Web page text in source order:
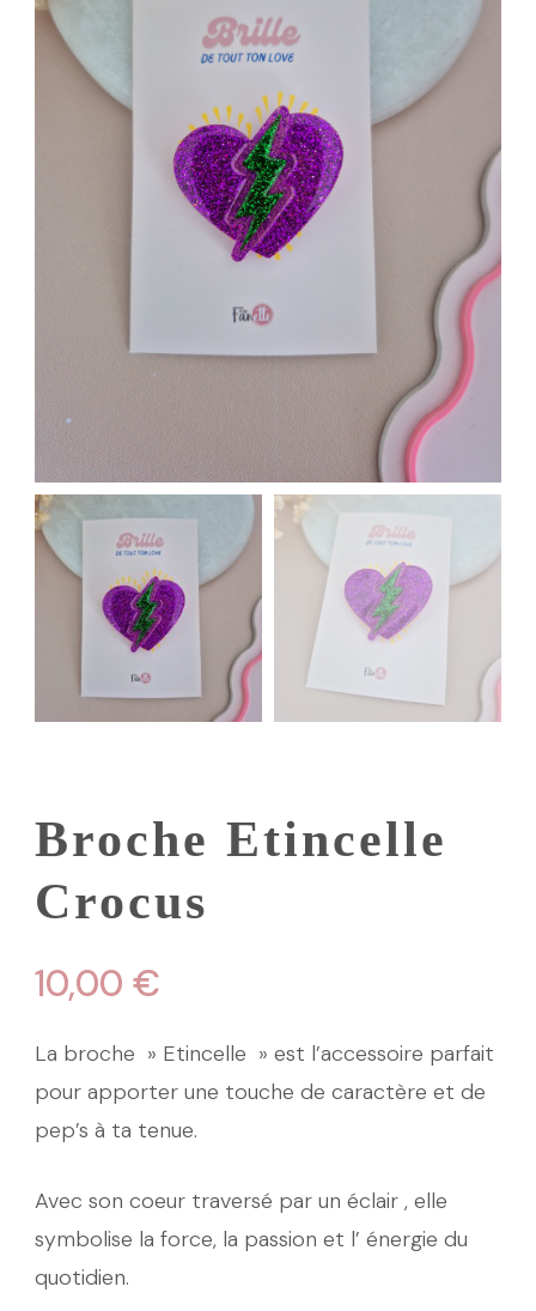
Broche Etincelle
Crocus
10,00 €
La broche » Etincelle » est l’accessoire parfait
pour apporter une touche de caractère et de
pep’s à ta tenue.
Avec son coeur traversé par un éclair , elle
symbolise la force, la passion et l’ énergie du
quotidien.